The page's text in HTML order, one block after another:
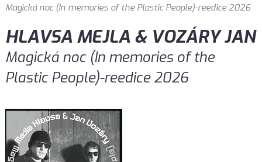
Magická noc (In memories of the Plastic People)-reedice 2026
HLAVSA MEJLA & VOZÁRY JAN
Magická noc (In memories of the
Plastic People)-reedice 2026